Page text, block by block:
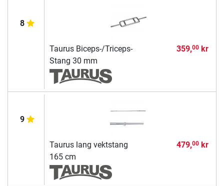
8
Taurus Biceps-/Triceps-
Stang 30 mm
359,00kr
9
Taurus lang vektstang
165 cm
479,00kr